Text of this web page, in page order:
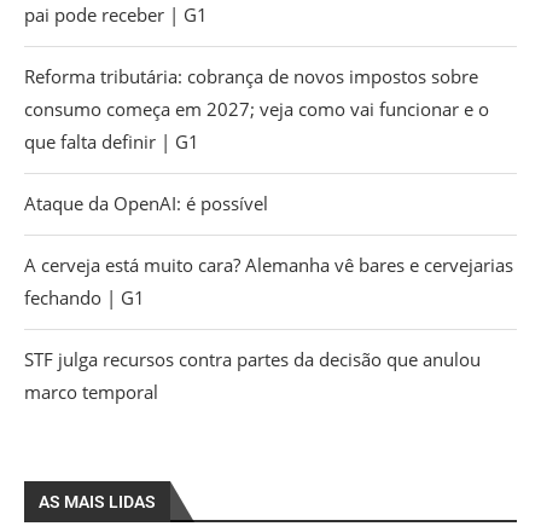
pai pode receber | G1
Reforma tributária: cobrança de novos impostos sobre
consumo começa em 2027; veja como vai funcionar e o
que falta definir | G1
Ataque da OpenAI: é possível
A cerveja está muito cara? Alemanha vê bares e cervejarias
fechando | G1
STF julga recursos contra partes da decisão que anulou
marco temporal
AS MAIS LIDAS